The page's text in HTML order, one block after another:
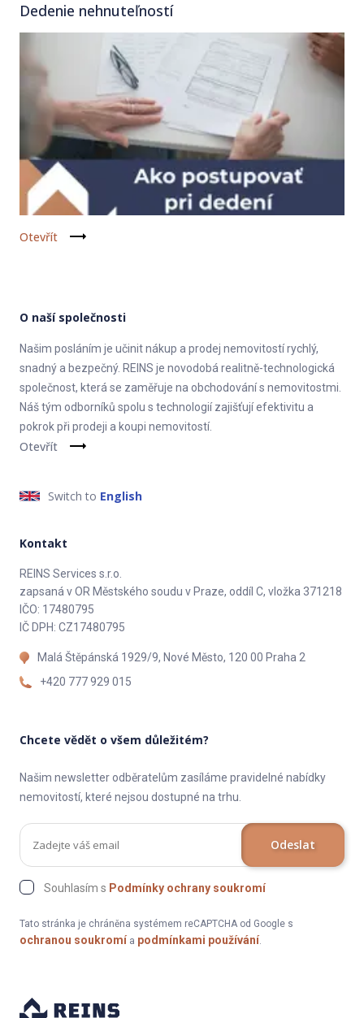
Dedenie nehnuteľností
Otevřít
O naší společnosti
Našim posláním je učinit nákup a prodej nemovitostí rychlý,
snadný a bezpečný. REINS je novodobá realitně-technologická
společnost, která se zaměřuje na obchodování s nemovitostmi.
Náš tým odborníků spolu s technologií zajišťují efektivitu a
pokrok při prodeji a koupi nemovitostí.
Otevřít
Switch to English
Kontakt
REINS Services s.r.o.
zapsaná v OR Městského soudu v Praze, oddíl C, vložka 371218
IČO: 17480795
IČ DPH: CZ17480795
Malá Štěpánská 1929/9, Nové Město, 120 00 Praha 2
+420 777 929 015
Chcete vědět o všem důležitém?
Našim newsletter odběratelům zasíláme pravidelné nabídky
nemovitostí, které nejsou dostupné na trhu.
Odeslat
Souhlasím s Podmínky ochrany soukromí
Tato stránka je chráněna systémem reCAPTCHA od Google s
ochranou soukromí a podmínkami používání.